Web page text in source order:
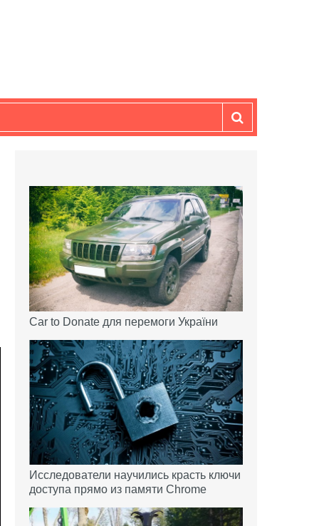
Car to Donate для перемоги України
Исследователи научились красть ключи
доступа прямо из памяти Chrome